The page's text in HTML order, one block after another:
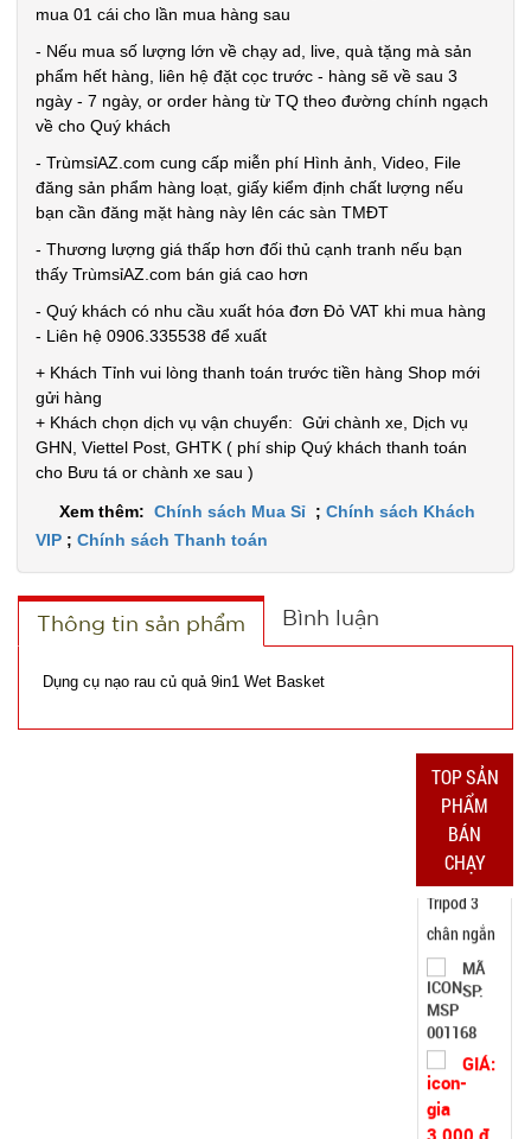
mua 01 cái cho lần mua hàng sau
- Nếu mua số lượng lớn về chạy ad, live, quà tặng mà sản
phẩm hết hàng, liên hệ đặt cọc trước - hàng sẽ về sau 3
ngày - 7 ngày, or order hàng từ TQ theo đường chính ngạch
về cho Quý khách
- TrùmsỉAZ.com cung cấp miễn phí Hình ảnh, Video, File
đăng sản phẩm hàng loạt, giấy kiểm định chất lượng nếu
bạn cần đăng mặt hàng này lên các sàn TMĐT
- Thương lượng giá thấp hơn đối thủ cạnh tranh nếu bạn
thấy TrùmsỉAZ.com bán giá cao hơn
- Quý khách có nhu cầu xuất hóa đơn Đỏ VAT khi mua hàng
- Liên hệ 0906.335538 để xuất
+ Khách Tỉnh vui lòng thanh toán trước tiền hàng Shop mới
gửi hàng
+ Khách chọn dịch vụ vận chuyển: Gửi chành xe, Dịch vụ
GHN, Viettel Post, GHTK ( phí ship Quý khách thanh toán
cho Bưu tá or chành xe sau )
Xem thêm: Chính sách Mua Sỉ ; Chính sách Khách
VIP ; Chính sách Thanh toán
Thông tin sản phẩm Bình luận
Dụng cụ nạo rau củ quả 9in1 Wet Basket
TOP SẢN
PHẨM
BÁN
CHẠY
0,5kg
Đặt
mini nhiều
GIÁ:
3.000 đ
Bảo
Đặt
hàng
Băng keo
Chống
Thấm siêu
dính 5M -
BẢN TO
10CM ( t18,
full vat )
MÃ
SP:
003074
GIÁ:
24.000 đ